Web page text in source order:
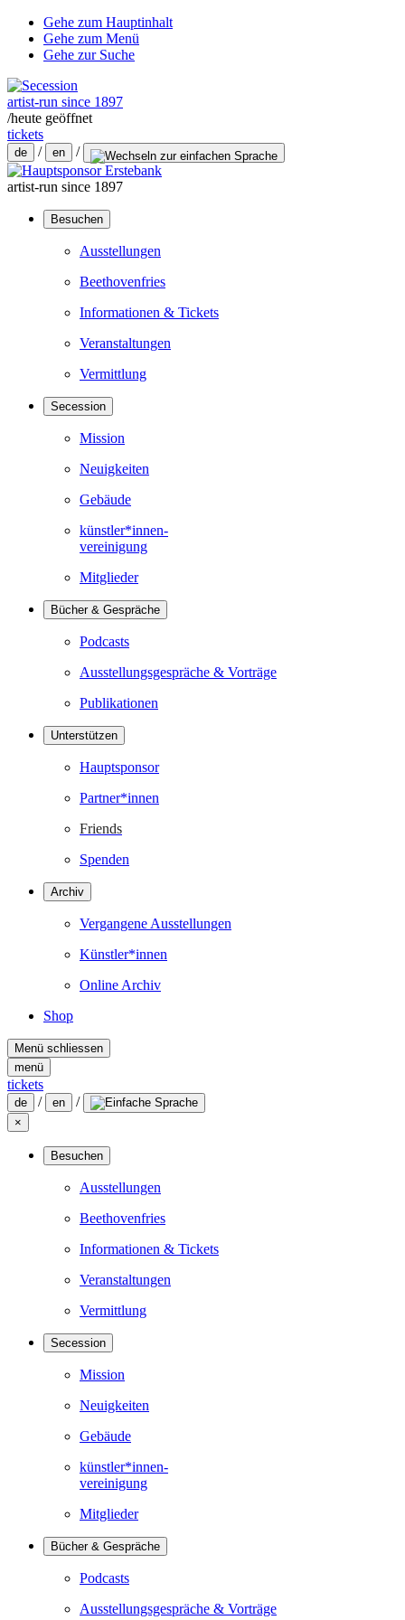
Gehe zum Hauptinhalt
Gehe zum Menü
Gehe zur Suche
artist-run since 1897
/heute geöffnet
tickets
de / en /
artist-run since 1897
Besuchen
Ausstellungen
Beethovenfries
Informationen & Tickets
Veranstaltungen
Vermittlung
Secession
Mission
Neuigkeiten
Gebäude
künstler*innen-
vereinigung
Mitglieder
Bücher & Gespräche
Podcasts
Ausstellungsgespräche & Vorträge
Publikationen
Unterstützen
Hauptsponsor
Partner*innen
Friends
Spenden
Archiv
Vergangene Ausstellungen
Künstler*innen
Online Archiv
Shop
Menü schliessen
menü
tickets
de / en /
×
Besuchen
Ausstellungen
Beethovenfries
Informationen & Tickets
Veranstaltungen
Vermittlung
Secession
Mission
Neuigkeiten
Gebäude
künstler*innen-
vereinigung
Mitglieder
Bücher & Gespräche
Podcasts
Ausstellungsgespräche & Vorträge